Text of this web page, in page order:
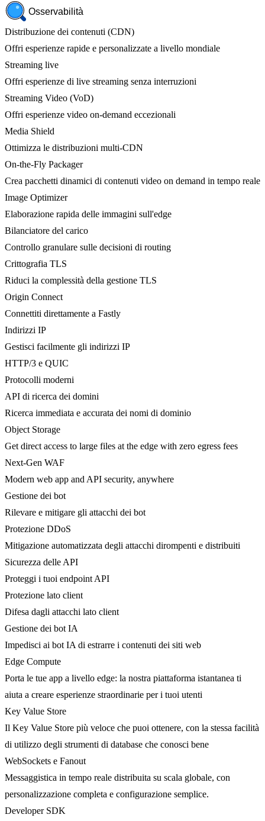
Osservabilità
Distribuzione dei contenuti (CDN)
Offri esperienze rapide e personalizzate a livello mondiale
Streaming live
Offri esperienze di live streaming senza interruzioni
Streaming Video (VoD)
Offri esperienze video on-demand eccezionali
Media Shield
Ottimizza le distribuzioni multi-CDN
On-the-Fly Packager
Crea pacchetti dinamici di contenuti video on demand in tempo reale
Image Optimizer
Elaborazione rapida delle immagini sull'edge
Bilanciatore del carico
Controllo granulare sulle decisioni di routing
Crittografia TLS
Riduci la complessità della gestione TLS
Origin Connect
Connettiti direttamente a Fastly
Indirizzi IP
Gestisci facilmente gli indirizzi IP
HTTP/3 e QUIC
Protocolli moderni
API di ricerca dei domini
Ricerca immediata e accurata dei nomi di dominio
Object Storage
Get direct access to large files at the edge with zero egress fees
Next-Gen WAF
Modern web app and API security, anywhere
Gestione dei bot
Rilevare e mitigare gli attacchi dei bot
Protezione DDoS
Mitigazione automatizzata degli attacchi dirompenti e distribuiti
Sicurezza delle API
Proteggi i tuoi endpoint API
Protezione lato client
Difesa dagli attacchi lato client
Gestione dei bot IA
Impedisci ai bot IA di estrarre i contenuti dei siti web
Edge Compute
Porta le tue app a livello edge: la nostra piattaforma istantanea ti
aiuta a creare esperienze straordinarie per i tuoi utenti
Key Value Store
Il Key Value Store più veloce che puoi ottenere, con la stessa facilità
di utilizzo degli strumenti di database che conosci bene
WebSockets e Fanout
Messaggistica in tempo reale distribuita su scala globale, con
personalizzazione completa e configurazione semplice.
Developer SDK